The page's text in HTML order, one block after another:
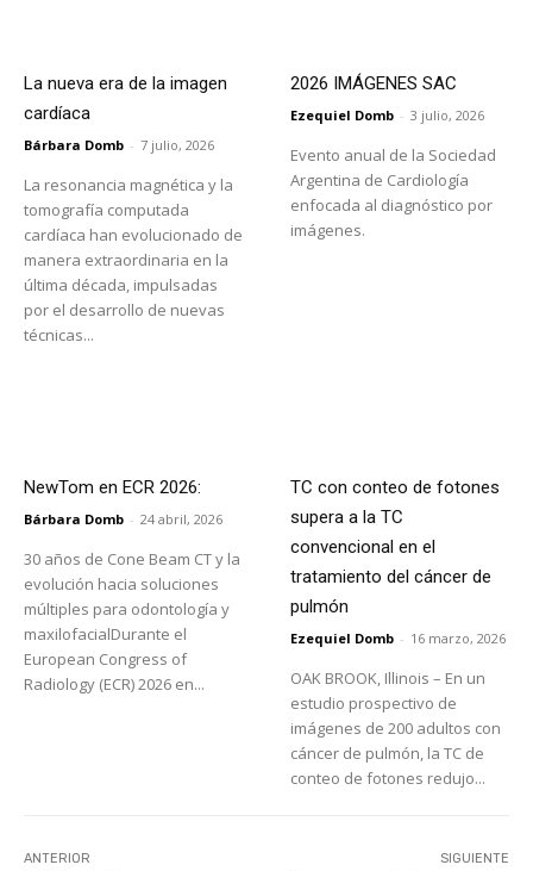
La nueva era de la imagen
cardíaca
Bárbara Domb - 7 julio, 2026
La resonancia magnética y la
tomografía computada
cardíaca han evolucionado de
manera extraordinaria en la
última década, impulsadas
por el desarrollo de nuevas
técnicas...
2026 IMÁGENES SAC
Ezequiel Domb - 3 julio, 2026
Evento anual de la Sociedad
Argentina de Cardiología
enfocada al diagnóstico por
imágenes.
NewTom en ECR 2026:
Bárbara Domb - 24 abril, 2026
30 años de Cone Beam CT y la
evolución hacia soluciones
múltiples para odontología y
maxilofacialDurante el
European Congress of
Radiology (ECR) 2026 en...
TC con conteo de fotones
supera a la TC
convencional en el
tratamiento del cáncer de
pulmón
Ezequiel Domb - 16 marzo, 2026
OAK BROOK, Illinois – En un
estudio prospectivo de
imágenes de 200 adultos con
cáncer de pulmón, la TC de
conteo de fotones redujo...
ANTERIOR SIGUIENTE